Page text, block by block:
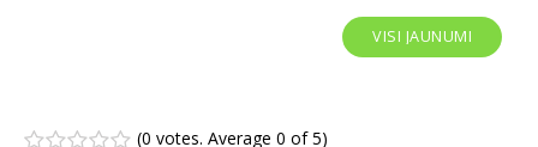
VISI JAUNUMI
(0 votes. Average 0 of 5)